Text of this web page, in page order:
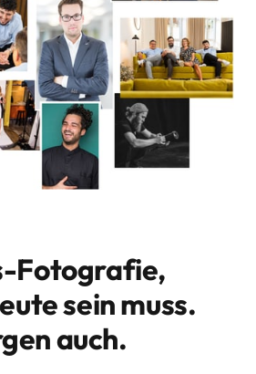
Fotografie,
sein muss.
auch.